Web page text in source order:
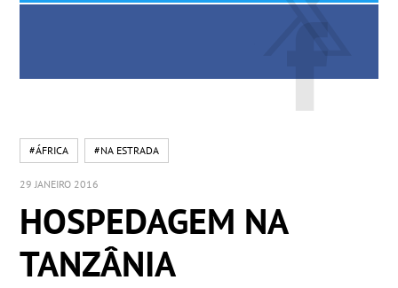
#ÁFRICA #NA ESTRADA
29 JANEIRO 2016
HOSPEDAGEM NA
TANZÂNIA